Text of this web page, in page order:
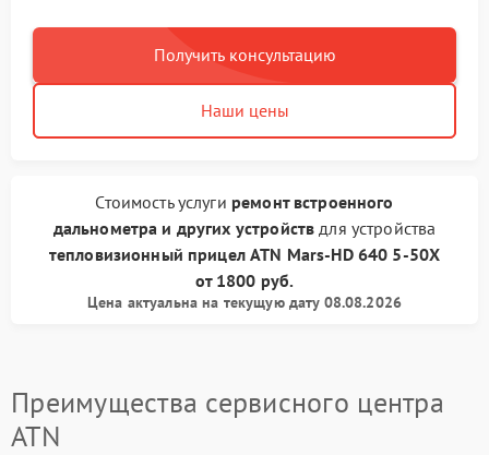
Получить консультацию
Наши цены
Стоимость услуги ремонт встроенного
дальнометра и других устройств для устройства
тепловизионный прицел ATN Mars-HD 640 5-50X
от 1800 руб.
Цена актуальна на текущую дату 08.08.2026
Преимущества сервисного центра
ATN